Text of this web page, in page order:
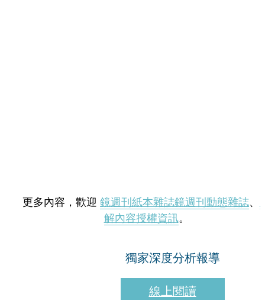
更多內容，歡迎 鏡週刊紙本雜誌鏡週刊動態雜誌、
解內容授權資訊。
獨家深度分析報導
線上閱讀